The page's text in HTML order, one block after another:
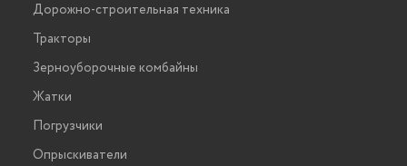
Дорожно-строительная техника
Тракторы
Зерноуборочные комбайны
Жатки
Погрузчики
Опрыскиватели